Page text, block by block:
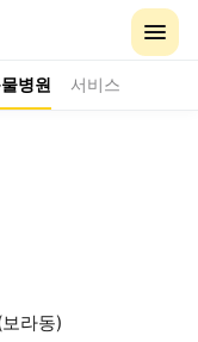
병원 서비스
라동)